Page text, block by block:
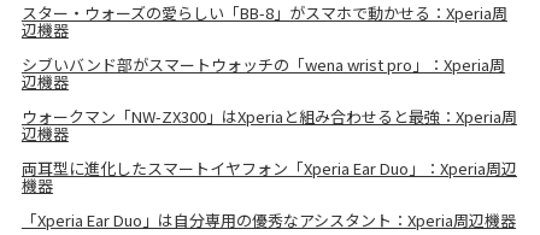
スター・ウォーズの愛らしい「BB-8」がスマホで動かせる：Xperia周
辺機器
シブいバンド部がスマートウォッチの「wena wrist pro」：Xperia周
辺機器
ウォークマン「NW-ZX300」はXperiaと組み合わせると最強：Xperia周
辺機器
両耳型に進化したスマートイヤフォン「Xperia Ear Duo」：Xperia周辺
機器
「Xperia Ear Duo」は自分専用の優秀なアシスタント：Xperia周辺機器